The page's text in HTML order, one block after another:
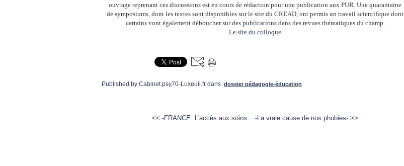
ouvrage reprenant ces discussions est en cours de rédaction pour une publication aux PUR. Une quarantaine
de symposiums, dont les textes sont disponibles sur le site du CREAD, ont permis un travail scientifique dont
certains vont également déboucher sur des publications dans des revues thématiques du champ.
Le site du colloque
Published by Cabinet.psy70-Luxeuil.fr dans dossier pédagogie-éducation
<< -FRANCE: L'accès aux soins... -La vraie cause de nos phobies- >>